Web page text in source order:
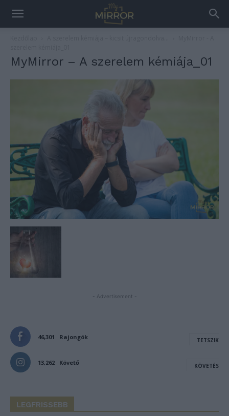
MyMirror – A szerelem kémiája_01
- Advertisement -
46,301 Rajongók TETSZIK
13,262 Követő KÖVETÉS
LEGFRISSEBB